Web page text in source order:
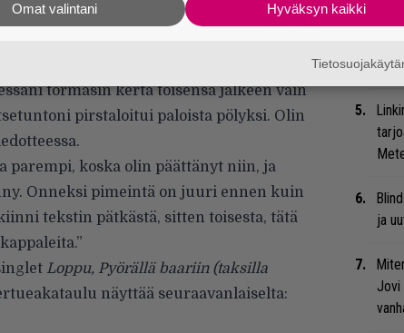
kolmannen levyn kohdalla
kuten ihailemani lyyrikot A.W Yrjänä,
törmäsin kerta toisensa jälkeen vain
pirstaloitui paloista pölyksi. Olin
parempi, koska olin päättänyt niin, ja
Onneksi pimeintä on juuri ennen kuin
tekstin pätkästä, sitten toisesta, tätä
Loppu, Pyörällä baariin (taksilla
näyttää seuraavanlaiselta:
ja
Jovi
Hyväksyn kaikki
Omat valintani